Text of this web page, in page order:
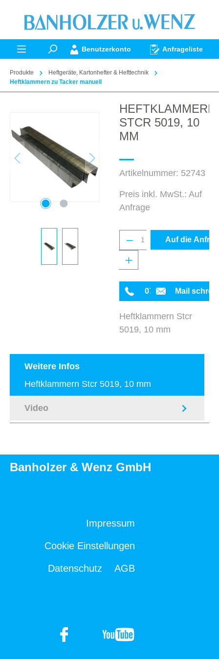
springen
Benutzerkonto Anfrageliste
Produkte
Heftgeräte, Kartonhefter & Hefttechnik
Heftklammern zu Tacker manuell
HEFTKLAMMERN
STCR 5019, 10
MM
Artikelnummer: 52743
Preis inkl. MwSt.: Auf
Anfrage
Produkt Anzahl:
Auf die
0711 342934-0
Mail
Heftklammern Stcr
5019, 10 mm
Weitere Infos
Heftklammern Stcr 5019, 10 mm
Video
Banholzer & Wenz GmbH
Impressum
Cookie Einstellungen
Datenschutz AGB